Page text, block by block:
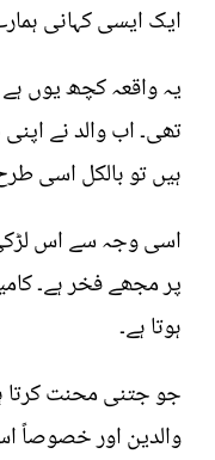
ایک ایسی کہانی
یہ واقعہ کچھ یوں
تھی۔ اب والد نے
ہیں تو بالکل اسی
اسی وجہ سے اس لڑکی
پر مجھے فخر ہے۔
ہوتا ہے۔
جو جتنی محنت کرتا
والدین اور خصوصاً